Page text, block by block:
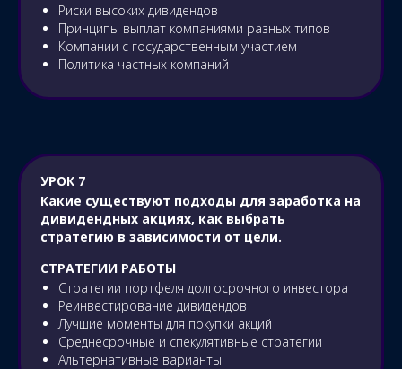
Риски высоких дивидендов
Принципы выплат компаниями разных типов
Компании с государственным участием
Политика частных компаний
УРОК 7
Какие существуют подходы для заработка на
дивидендных акциях, как выбрать
стратегию в зависимости от цели.
СТРАТЕГИИ РАБОТЫ
Стратегии портфеля долгосрочного инвестора
Реинвестирование дивидендов
Лучшие моменты для покупки акций
Среднесрочные и спекулятивные стратегии
Альтернативные варианты